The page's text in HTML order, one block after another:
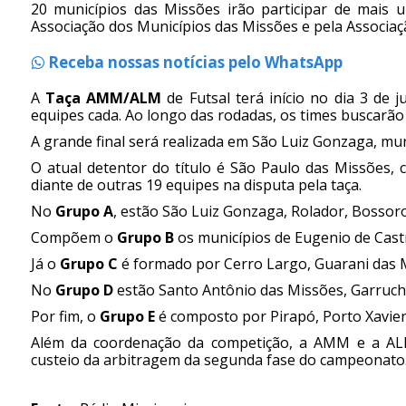
20 municípios das Missões irão participar de mais
Associação dos Municípios das Missões e pela
Receba nossas notícias pelo WhatsApp
A Taça AMM/ALM de Futsal terá início no dia 3 de
equipes cada. Ao longo das rodadas, os times
A grande final será realizada em São Luiz Gonzaga,
O atual detentor do título é São Paulo das Missões,
diante de outras 19 equipes na disputa pela taça.
No Grupo A, estão São Luiz Gonzaga, Rolador,
Compõem o Grupo Bos municípios de Eugenio de
Já o Grupo C é formado por Cerro Largo, Guarani das
No Grupo Destão Santo Antônio das Missões,
Por fim, o Grupo Eé composto por Pirapó, Porto
Além da coordenação da competição, a AMM e a
custeio da arbitragem da segunda fase do